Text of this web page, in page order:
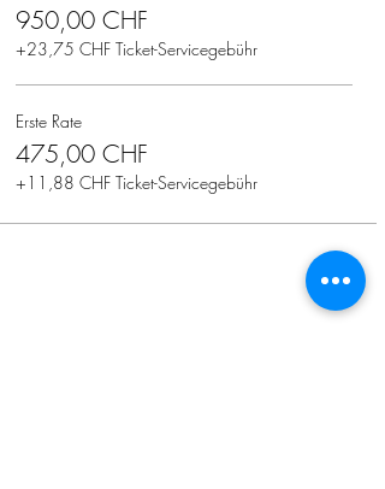
950,00 CHF
+23,75 CHF Ticket-Servicegebühr
Erste Rate
475,00 CHF
+11,88 CHF Ticket-Servicegebühr